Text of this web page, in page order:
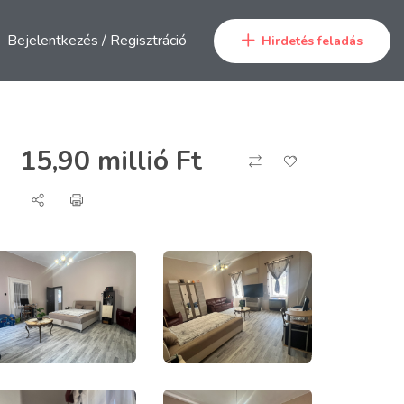
Bejelentkezés / Regisztráció Hirdetés feladás
15,90 millió Ft